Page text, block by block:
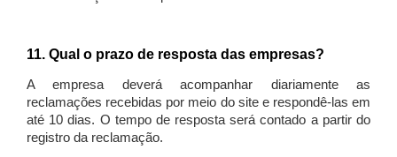
11. Qual o prazo de resposta das empresas?
A empresa deverá acompanhar diariamente as
reclamações recebidas por meio do site e respondê-las em
até 10 dias. O tempo de resposta será contado a partir do
registro da reclamação.